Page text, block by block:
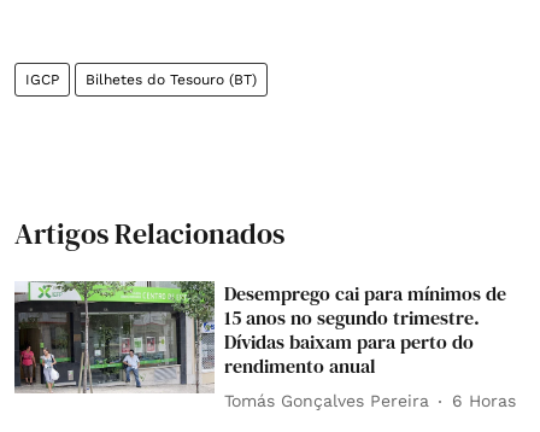
IGCP Bilhetes do Tesouro (BT)
Artigos Relacionados
Desemprego cai para mínimos de
15 anos no segundo trimestre.
Dívidas baixam para perto do
rendimento anual
Tomás Gonçalves Pereira 6 Horas